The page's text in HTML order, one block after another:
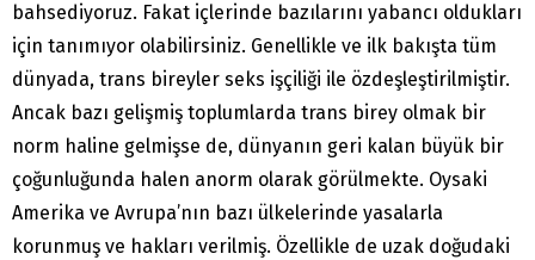
bahsediyoruz. Fakat içlerinde bazılarını yabancı oldukları
için tanımıyor olabilirsiniz. Genellikle ve ilk bakışta tüm
dünyada, trans bireyler seks işçiliği ile özdeşleştirilmiştir.
Ancak bazı gelişmiş toplumlarda trans birey olmak bir
norm haline gelmişse de, dünyanın geri kalan büyük bir
çoğunluğunda halen anorm olarak görülmekte. Oysaki
Amerika ve Avrupa’nın bazı ülkelerinde yasalarla
korunmuş ve hakları verilmiş. Özellikle de uzak doğudaki